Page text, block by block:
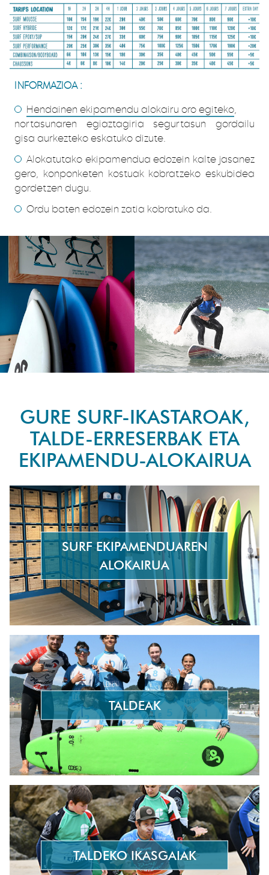
INFORMAZIOA :
Hendainen ekipamendu alokairu oro egiteko
nortasunaren egiaztagiria segurtasun gordailu
gisa aurkezteko eskatuko dizute.
Alokatutako ekipamendua edozein kalte jasanez
gero, konponketen kostuak kobratzeko eskubidea
gordetzen dugu.
Ordu baten edozein zatia kobratuko da.
GURE SURF-IKASTAROAK,
TALDE-ERRESERBAK ETA
EKIPAMENDU-ALOKAIRUA
SURF EKIPAMENDUAREN
ALOKAIRUA
TALDEAK
TALDEKO IKASGAIAK